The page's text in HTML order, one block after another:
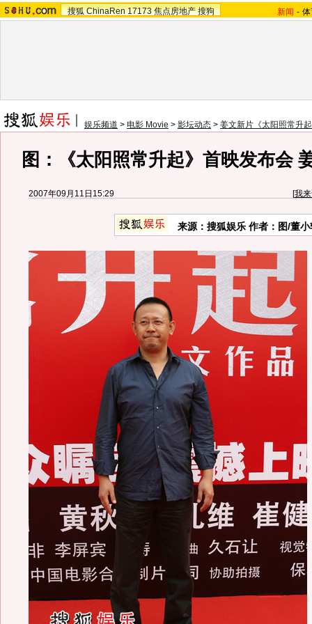
搜狐 ChinaRen 17173 焦点房地产 搜狗 新闻 -
娱乐频道 > 电影 Movie > 影坛动态 > 姜文新片《太阳照常升
图：《太阳照常升起》首映发布会
2007年09月11日15:29 [我
来源：搜狐娱乐 作者：图/董小